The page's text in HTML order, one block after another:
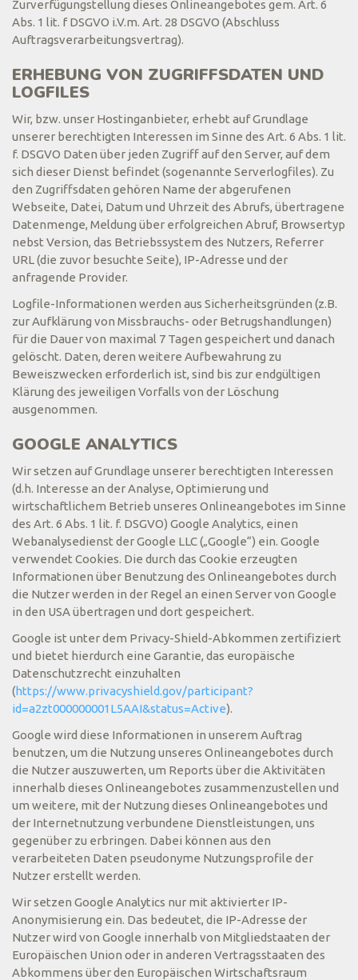
Zurverfügungstellung dieses Onlineangebotes gem. Art. 6
Abs. 1 lit. f DSGVO i.V.m. Art. 28 DSGVO (Abschluss
Auftragsverarbeitungsvertrag).
ERHEBUNG VON ZUGRIFFSDATEN UND
LOGFILES
Wir, bzw. unser Hostinganbieter, erhebt auf Grundlage
unserer berechtigten Interessen im Sinne des Art. 6 Abs. 1 lit.
f. DSGVO Daten über jeden Zugriff auf den Server, auf dem
sich dieser Dienst befindet (sogenannte Serverlogfiles). Zu
den Zugriffsdaten gehören Name der abgerufenen
Webseite, Datei, Datum und Uhrzeit des Abrufs, übertragene
Datenmenge, Meldung über erfolgreichen Abruf, Browsertyp
nebst Version, das Betriebssystem des Nutzers, Referrer
URL (die zuvor besuchte Seite), IP-Adresse und der
anfragende Provider.
Logfile-Informationen werden aus Sicherheitsgründen (z.B.
zur Aufklärung von Missbrauchs- oder Betrugshandlungen)
für die Dauer von maximal 7 Tagen gespeichert und danach
gelöscht. Daten, deren weitere Aufbewahrung zu
Beweiszwecken erforderlich ist, sind bis zur endgültigen
Klärung des jeweiligen Vorfalls von der Löschung
ausgenommen.
GOOGLE ANALYTICS
Wir setzen auf Grundlage unserer berechtigten Interessen
(d.h. Interesse an der Analyse, Optimierung und
wirtschaftlichem Betrieb unseres Onlineangebotes im Sinne
des Art. 6 Abs. 1 lit. f. DSGVO) Google Analytics, einen
Webanalysedienst der Google LLC („Google“) ein. Google
verwendet Cookies. Die durch das Cookie erzeugten
Informationen über Benutzung des Onlineangebotes durch
die Nutzer werden in der Regel an einen Server von Google
in den USA übertragen und dort gespeichert.
Google ist unter dem Privacy-Shield-Abkommen zertifiziert
und bietet hierdurch eine Garantie, das europäische
Datenschutzrecht einzuhalten
(https://www.privacyshield.gov/participant?
id=a2zt000000001L5AAI&status=Active).
Google wird diese Informationen in unserem Auftrag
benutzen, um die Nutzung unseres Onlineangebotes durch
die Nutzer auszuwerten, um Reports über die Aktivitäten
innerhalb dieses Onlineangebotes zusammenzustellen und
um weitere, mit der Nutzung dieses Onlineangebotes und
der Internetnutzung verbundene Dienstleistungen, uns
gegenüber zu erbringen. Dabei können aus den
verarbeiteten Daten pseudonyme Nutzungsprofile der
Nutzer erstellt werden.
Wir setzen Google Analytics nur mit aktivierter IP-
Anonymisierung ein. Das bedeutet, die IP-Adresse der
Nutzer wird von Google innerhalb von Mitgliedstaaten der
Europäischen Union oder in anderen Vertragsstaaten des
Abkommens über den Europäischen Wirtschaftsraum